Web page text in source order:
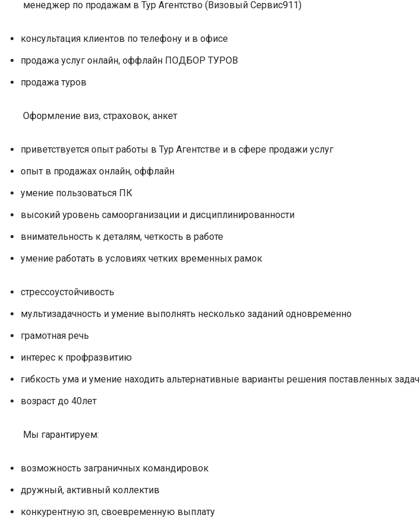
менеджер по продажам в Тур Агентство (Визовый Сервис911)
консультация клиентов по телефону и в офисе
продажа услуг онлайн, оффлайн ПОДБОР ТУРОВ
продажа туров
Оформление виз, страховок, анкет
приветствуется опыт работы в Тур Агентстве и в сфере продажи услуг
опыт в продажах онлайн, оффлайн
умение пользоваться ПК
высокий уровень самоорганизации и дисциплинированности
внимательность к деталям, четкость в работе
умение работать в условиях четких временных рамок
стрессоустойчивость
мультизадачность и умение выполнять несколько заданий одновременно
грамотная речь
интерес к профразвитию
гибкость ума и умение находить альтернативные варианты решения поставленных задач
возраст до 40лет
Мы гарантируем:
возможность заграничных командировок
дружный, активный коллектив
конкурентную зп, своевременную выплату